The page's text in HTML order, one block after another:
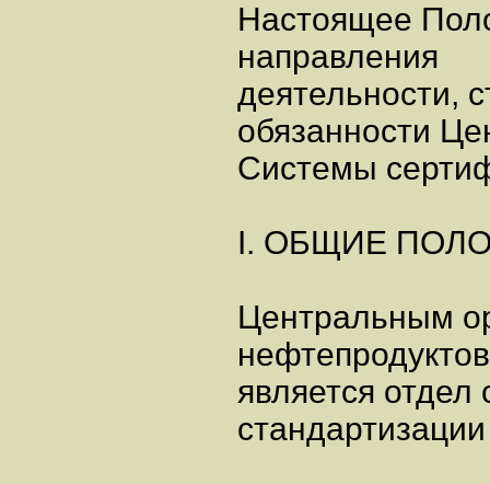
Настоящее
направления
деятельности,
обязанности
Системы
I. ОБЩИЕ
Центральным
нефтепродуктов
является